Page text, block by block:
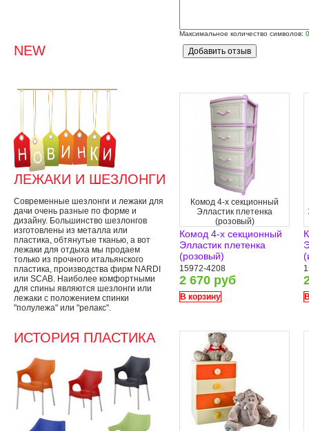
NEW
ЛЕЖАКИ И ШЕЗЛОНГИ
Современные шезлонги и лежаки для
дачи очень разные по форме и
дизайну. Большинство шезлонгов
изготовлены из металла или
пластика, обтянутые тканью, а вот
лежаки для отдыха мы продаем
только из прочного итальянского
пластика, производства фирм NARDI
или SCAB. Наиболее комфортными
для спины являются шезлонги или
лежаки с положением спинки
"полулежа" или "релакс".
ИСТОРИЯ ПЛАСТИКА
Максимальное количество символов: 0
Комод 4-х секционный
Элластик плетенка
(розовый)
Комод 4-х секционный
Элластик плетенка
(розовый)
15972-4208
2 670 руб
В корзину